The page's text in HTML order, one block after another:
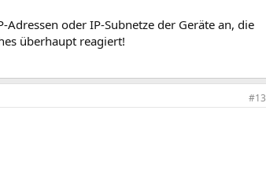
Adressen oder IP-Subnetze der Geräte an, die
überhaupt reagiert!
#13